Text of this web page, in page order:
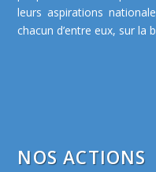
leurs aspirations
chacun d’entre eux, sur la
NOS ACTIONS